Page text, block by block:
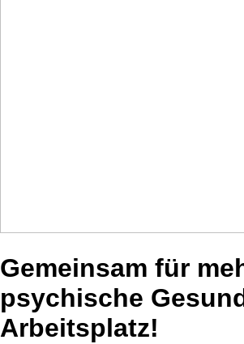
Gemeinsam für
psychische
Arbeitsplatz!